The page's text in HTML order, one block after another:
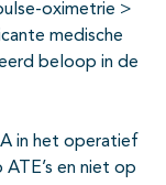
oximetrie >
medische
beloop in de
in het operatief
en niet op